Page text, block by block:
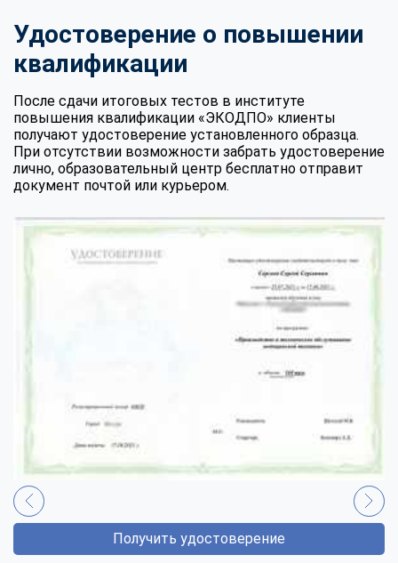
Удостоверение о повышении
квалификации
После сдачи итоговых тестов в институте
повышения квалификации «ЭКОДПО» клиенты
получают удостоверение установленного образца.
При отсутствии возможности забрать удостоверение
лично, образовательный центр бесплатно отправит
документ почтой или курьером.
Получить удостоверение